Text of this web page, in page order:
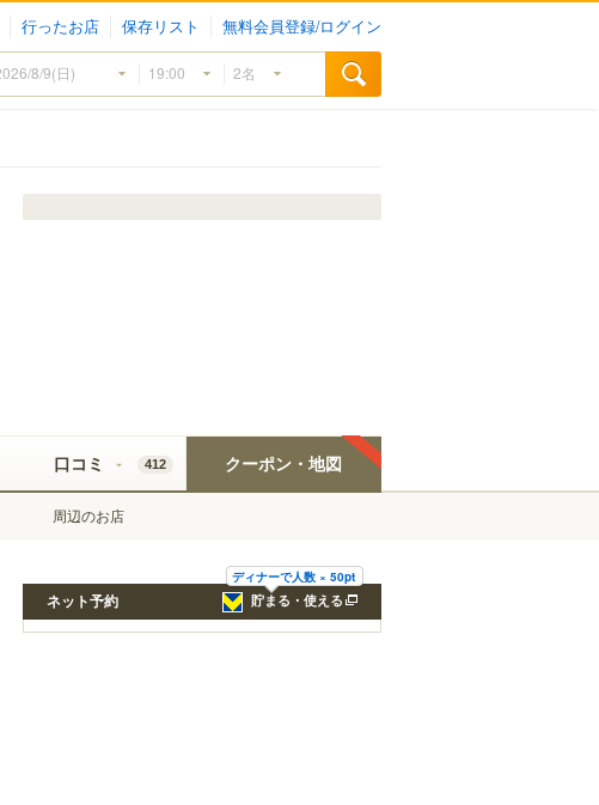
行ったお店 保存リスト 無料会員登録/ログイン
口コミ 412 クーポン・地図
周辺のお店
ディナーで人数 × 50pt
貯まる・使える
ネット予約